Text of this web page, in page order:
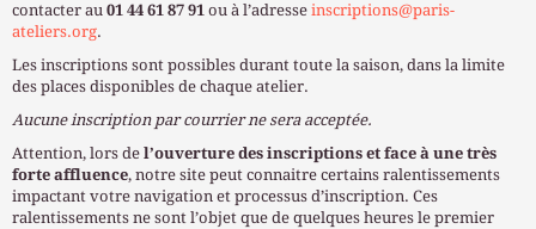
contacter au 01 44 61 87 91 ou à l’adresse inscriptions@paris-
ateliers.org.
Les inscriptions sont possibles durant toute la saison, dans la limite
des places disponibles de chaque atelier.
Aucune inscription par courrier ne sera acceptée.
Attention, lors de l’ouverture des inscriptions et face à une très
forte affluence, notre site peut connaitre certains ralentissements
impactant votre navigation et processus d’inscription. Ces
ralentissements ne sont l’objet que de quelques heures le premier